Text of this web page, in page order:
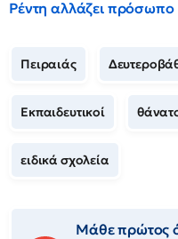
Ρέντη αλλάζει πρόσωπο
Πειραιάς
Εκπαιδευτικοί
ειδικά σχολεία
Μάθε πρώτος